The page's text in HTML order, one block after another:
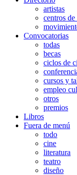
artistas
centros de
Convocatorias
todas
becas
ciclos de
cursos y
empleo
otros
premios
Libros
Fuera de menú
todo
cine
literatura
teatro
diseño